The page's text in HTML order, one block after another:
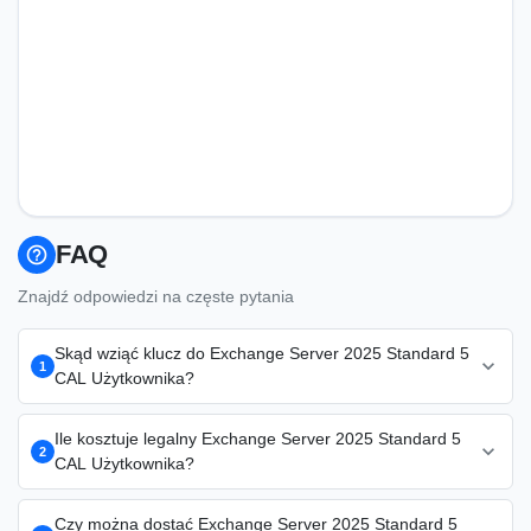
help_outline FAQ
Znajdź odpowiedzi na częste pytania
1
Skąd wziąć klucz do Exchange Server 2025 Standard 5
CAL Użytkownika?
expand_more
biznesu kupisz w KluczeSoft.pl — oryginalna licencja
korporacyjna 949 zł, faktura VAT 23%, dostawa e-mailem w 1-
15 minut. To licencja VL/MAK z gwarancją oryginalności,
2
Ile kosztuje legalny Exchange Server 2025 Standard 5
CAL Użytkownika?
expand_more
Legalny Exchange Server 2025 Standard 5 CAL Użytkownika
Czy można dostać Exchange Server 2025 Standard 5